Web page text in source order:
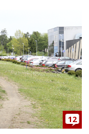
12